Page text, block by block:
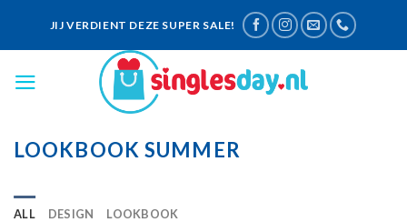
content
JIJ VERDIENT DEZE SUPER SALE!
LOOKBOOK SUMMER
ALL DESIGN LOOKBOOK